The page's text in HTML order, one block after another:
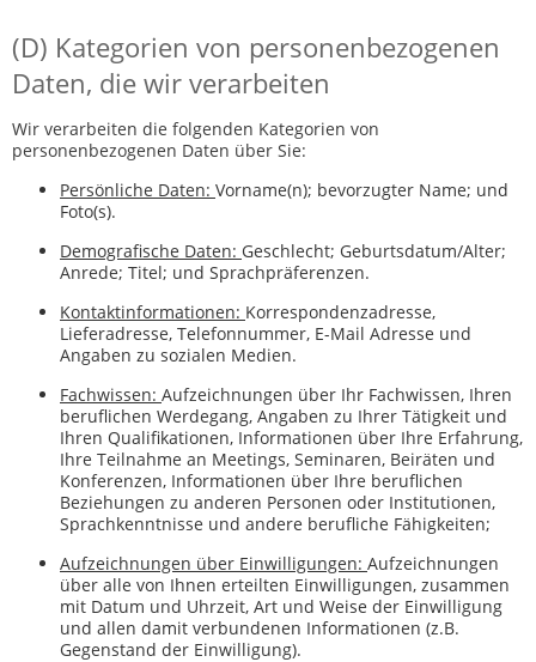
(D) Kategorien von personenbezogenen
Daten, die wir verarbeiten
Wir verarbeiten die folgenden Kategorien von
personenbezogenen Daten über Sie:
Persönliche Daten: Vorname(n); bevorzugter Name; und
Foto(s).
Demografische Daten: Geschlecht; Geburtsdatum/Alter;
Anrede; Titel; und Sprachpräferenzen.
Kontaktinformationen: Korrespondenzadresse,
Lieferadresse, Telefonnummer, E-Mail Adresse und
Angaben zu sozialen Medien.
Fachwissen: Aufzeichnungen über Ihr Fachwissen, Ihren
beruflichen Werdegang, Angaben zu Ihrer Tätigkeit und
Ihren Qualifikationen, Informationen über Ihre Erfahrung,
Ihre Teilnahme an Meetings, Seminaren, Beiräten und
Konferenzen, Informationen über Ihre beruflichen
Beziehungen zu anderen Personen oder Institutionen,
Sprachkenntnisse und andere berufliche Fähigkeiten;
Aufzeichnungen über Einwilligungen: Aufzeichnungen
über alle von Ihnen erteilten Einwilligungen, zusammen
mit Datum und Uhrzeit, Art und Weise der Einwilligung
und allen damit verbundenen Informationen (z.B.
Gegenstand der Einwilligung).